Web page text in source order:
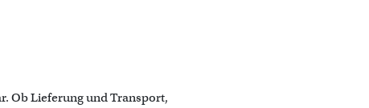
Ob Lieferung und Transport,